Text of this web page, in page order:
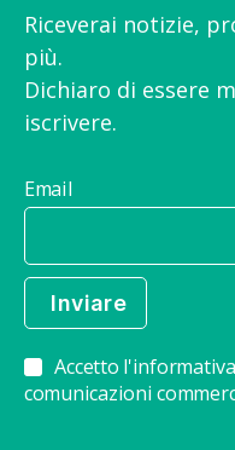
Riceverai notizie,
più.
Dichiaro di essere
iscrivere.
Email
Accetto
comunicazioni